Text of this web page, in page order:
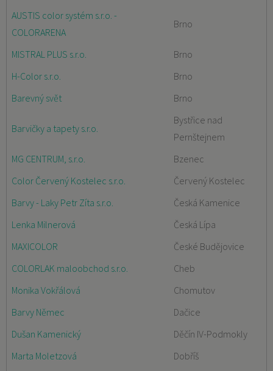
AUSTIS color systém s.r.o. -
COLORARENA
Brno
MISTRAL PLUS s.r.o.
Brno
H-Color s.r.o.
Brno
Barevný svět
Brno
Barvičky a tapety s.r.o.
Bystřice nad
Pernštejnem
MG CENTRUM, s.r.o.
Bzenec
Color Červený Kostelec s.r.o.
Červený Kostelec
Barvy - Laky Petr Zíta s.r.o.
Česká Kamenice
Lenka Milnerová
Česká Lípa
MAXICOLOR
České Budějovice
COLORLAK maloobchod s.r.o.
Cheb
Monika Vokřálová
Chomutov
Barvy Němec
Dačice
Dušan Kamenický
Děčín IV-Podmokly
Marta Moletzová
Dobříš